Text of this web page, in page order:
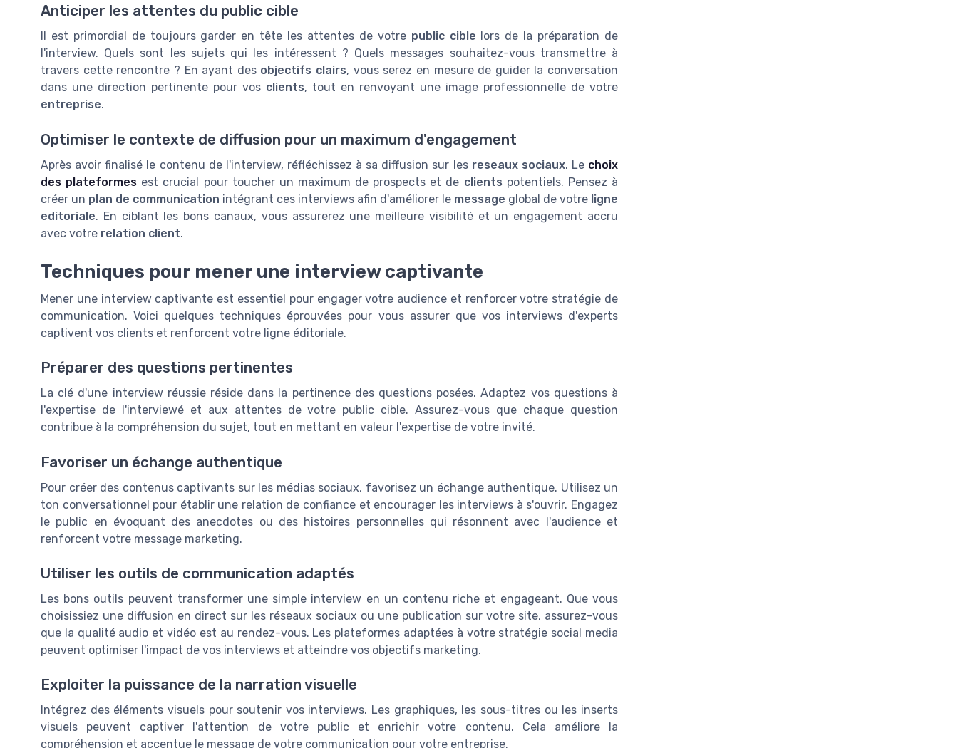
Anticiper les attentes du public cible
Il est primordial de toujours garder en tête les attentes de votre public cible lors de la préparation de
l'interview. Quels sont les sujets qui les intéressent ? Quels messages souhaitez-vous transmettre à
travers cette rencontre ? En ayant des objectifs clairs, vous serez en mesure de guider la conversation
dans une direction pertinente pour vos clients, tout en renvoyant une image professionnelle de votre
entreprise.
Optimiser le contexte de diffusion pour un maximum d'engagement
Après avoir finalisé le contenu de l'interview, réfléchissez à sa diffusion sur les reseaux sociaux. Le choix
des plateformes est crucial pour toucher un maximum de prospects et de clients potentiels. Pensez à
créer un plan de communication intégrant ces interviews afin d'améliorer le message global de votre ligne
editoriale. En ciblant les bons canaux, vous assurerez une meilleure visibilité et un engagement accru
avec votre relation client.
Techniques pour mener une interview captivante
Mener une interview captivante est essentiel pour engager votre audience et renforcer votre stratégie de
communication. Voici quelques techniques éprouvées pour vous assurer que vos interviews d'experts
captivent vos clients et renforcent votre ligne éditoriale.
Préparer des questions pertinentes
La clé d'une interview réussie réside dans la pertinence des questions posées. Adaptez vos questions à
l'expertise de l'interviewé et aux attentes de votre public cible. Assurez-vous que chaque question
contribue à la compréhension du sujet, tout en mettant en valeur l'expertise de votre invité.
Favoriser un échange authentique
Pour créer des contenus captivants sur les médias sociaux, favorisez un échange authentique. Utilisez un
ton conversationnel pour établir une relation de confiance et encourager les interviews à s'ouvrir. Engagez
le public en évoquant des anecdotes ou des histoires personnelles qui résonnent avec l'audience et
renforcent votre message marketing.
Utiliser les outils de communication adaptés
Les bons outils peuvent transformer une simple interview en un contenu riche et engageant. Que vous
choisissiez une diffusion en direct sur les réseaux sociaux ou une publication sur votre site, assurez-vous
que la qualité audio et vidéo est au rendez-vous. Les plateformes adaptées à votre stratégie social media
peuvent optimiser l'impact de vos interviews et atteindre vos objectifs marketing.
Exploiter la puissance de la narration visuelle
Intégrez des éléments visuels pour soutenir vos interviews. Les graphiques, les sous-titres ou les inserts
visuels peuvent captiver l'attention de votre public et enrichir votre contenu. Cela améliore la
compréhension et accentue le message de votre communication pour votre entreprise.